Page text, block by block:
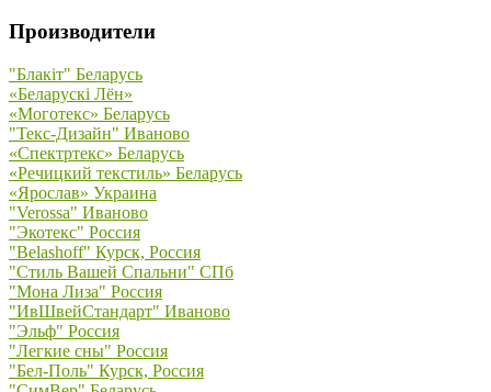
Производители
"Блакiт" Беларусь
«Беларускi Лён»
«Моготекс» Беларусь
"Текс-Дизайн" Иваново
«Спектртекс» Беларусь
«Речицкий текстиль» Беларусь
«Ярослав» Украина
"Verossa" Иваново
"Экотекс" Россия
"Belashoff" Курск, Россия
"Стиль Вашей Спальни" СПб
"Мона Лиза" Россия
"ИвШвейСтандарт" Иваново
"Эльф" Россия
"Легкие сны" Россия
"Бел-Поль" Курск, Россия